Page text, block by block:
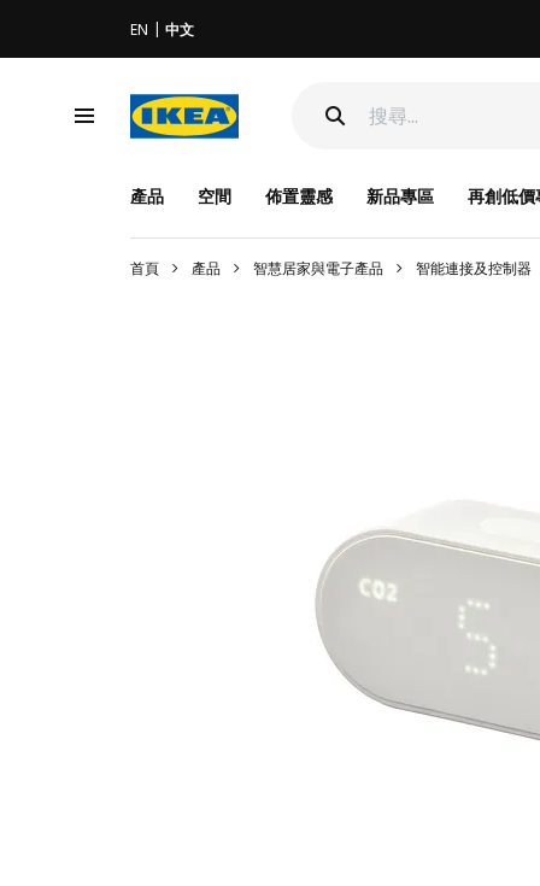
EN 中文
產品 空間 佈置靈感 新品專區 再創低價
首頁 產品 智慧居家與電子產品 智能連接及控制器